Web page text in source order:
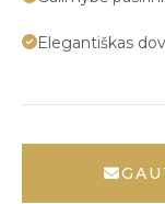
Elegantiškas